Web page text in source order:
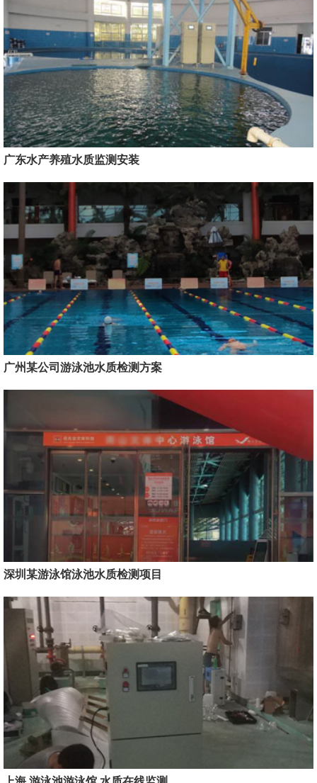
广东水产养殖水质监测安装
广州某公司游泳池水质检测方案
深圳某游泳馆泳池水质检测项目